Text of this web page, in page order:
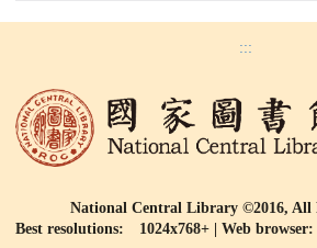
:::
National Central Library ©2016, All
Best resolutions: 1024x768+ | Web